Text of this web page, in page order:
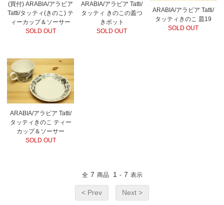
(買付) ARABIA/アラビア
Tatti/タッティ(きのこ) テ
ィーカップ＆ソーサー
SOLD OUT
ARABIA/アラビア Tatti/
タッティ きのこの蓋つ
きポット
SOLD OUT
ARABIA/アラビア Tatti/
タッティきのこ 皿19
SOLD OUT
ARABIA/アラビア Tatti/
タッティきのこ ティー
カップ＆ソーサー
SOLD OUT
全 7 商品 1 - 7 表示
< Prev Next >